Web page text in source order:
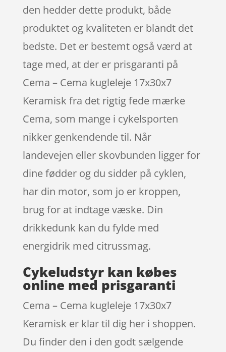
den hedder dette produkt, både
produktet og kvaliteten er blandt det
bedste. Det er bestemt også værd at
tage med, at der er prisgaranti på
Cema – Cema kugleleje 17x30x7
Keramisk fra det rigtig fede mærke
Cema, som mange i cykelsporten
nikker genkendende til. Når
landevejen eller skovbunden ligger for
dine fødder og du sidder på cyklen,
har din motor, som jo er kroppen,
brug for at indtage væske. Din
drikkedunk kan du fylde med
energidrik med citrussmag.
Cykeludstyr kan købes
online med prisgaranti
Cema – Cema kugleleje 17x30x7
Keramisk er klar til dig her i shoppen.
Du finder den i den godt sælgende